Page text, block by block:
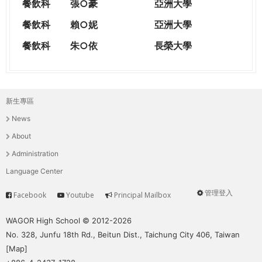
餐飲科 張○豪
亞洲大學
餐飲科
賴○妮
亞洲大學
餐飲科
朱○依 長榮大學
主
選
單
新生專區
News
About
Administration
Language Center
User
管理登入
Service
Facebook Youtube Principal Mailbox
WAGOR High School © 2012-2026
No. 328, Junfu 18th Rd., Beitun Dist., Taichung City 406, Taiwan
[Map]